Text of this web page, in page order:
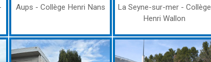
Aups - Collège Henri Nans
La Seyne-sur-mer - Collège
Henri Wallon